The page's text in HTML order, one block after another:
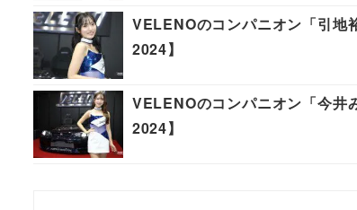
VELENOのコンパニオン「引地
2024】
VELENOのコンパニオン「今井
2024】